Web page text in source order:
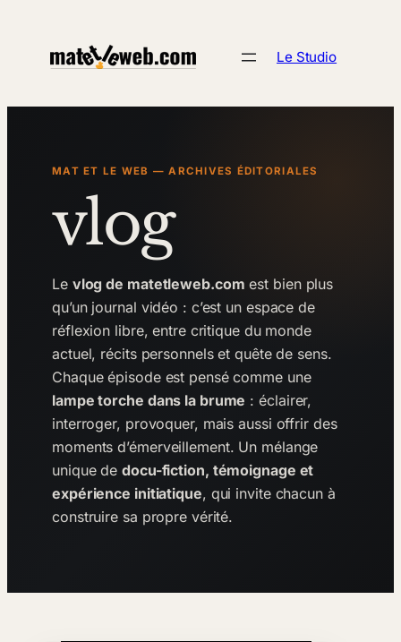
contenu
Le Studio
MAT ET LE WEB — ARCHIVES ÉDITORIALES
vlog
Le vlog de matetleweb.com est bien plus
qu’un journal vidéo : c’est un espace de
réflexion libre, entre critique du monde
actuel, récits personnels et quête de sens.
Chaque épisode est pensé comme une
lampe torche dans la brume : éclairer,
interroger, provoquer, mais aussi offrir des
moments d’émerveillement. Un mélange
unique dedocu-fiction, témoignage et
expérience initiatique, qui invite chacun à
construire sa propre vérité.